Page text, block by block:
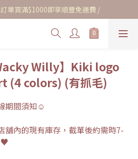
單買滿$1000即享順豐免運費 /
Willy】Kiki logo
(4 colors) (有抓毛)
期間須知☺︎
舖內的現有庫存，截單後約需時7-
♥